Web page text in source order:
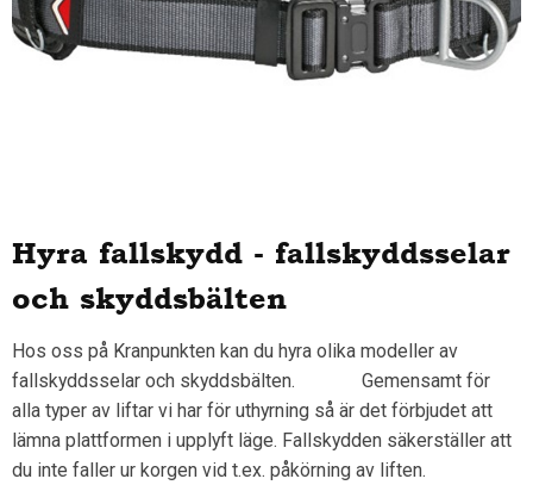
Hyra fallskydd - fallskyddsselar
och skyddsbälten
Hos oss på Kranpunkten kan du hyra olika modeller av
fallskyddsselar och skyddsbälten. Gemensamt för
alla typer av liftar vi har för uthyrning så är det förbjudet att
lämna plattformen i upplyft läge. Fallskydden säkerställer att
du inte faller ur korgen vid t.ex. påkörning av liften.